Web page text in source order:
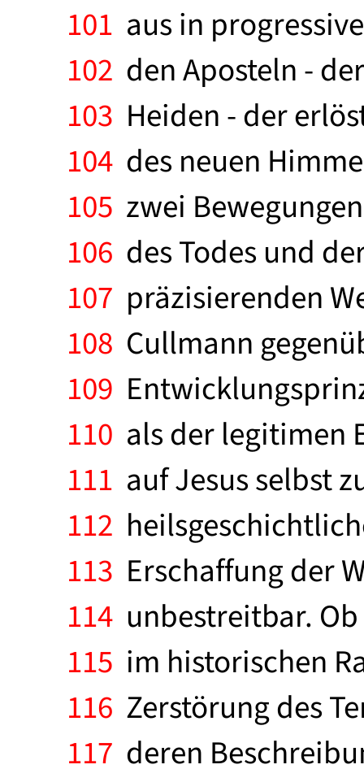
101 aus in
102 den Aposteln -
103 Heiden - der
104 des neuen
105 zwei
106 des Todes und
107 präzisierenden
108 Cullmann
109
110 als der legitimen
111 auf Jesus selbst
112
113 Erschaffung der
114 unbestreitbar.
115 im historischen
116 Zerstörung des
117 deren